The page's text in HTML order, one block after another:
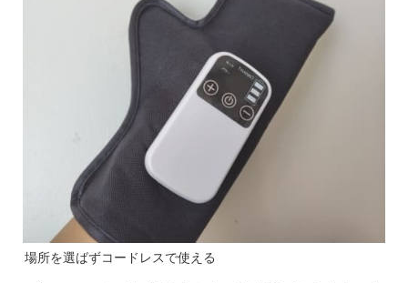
場所を選ばずコードレスで使える